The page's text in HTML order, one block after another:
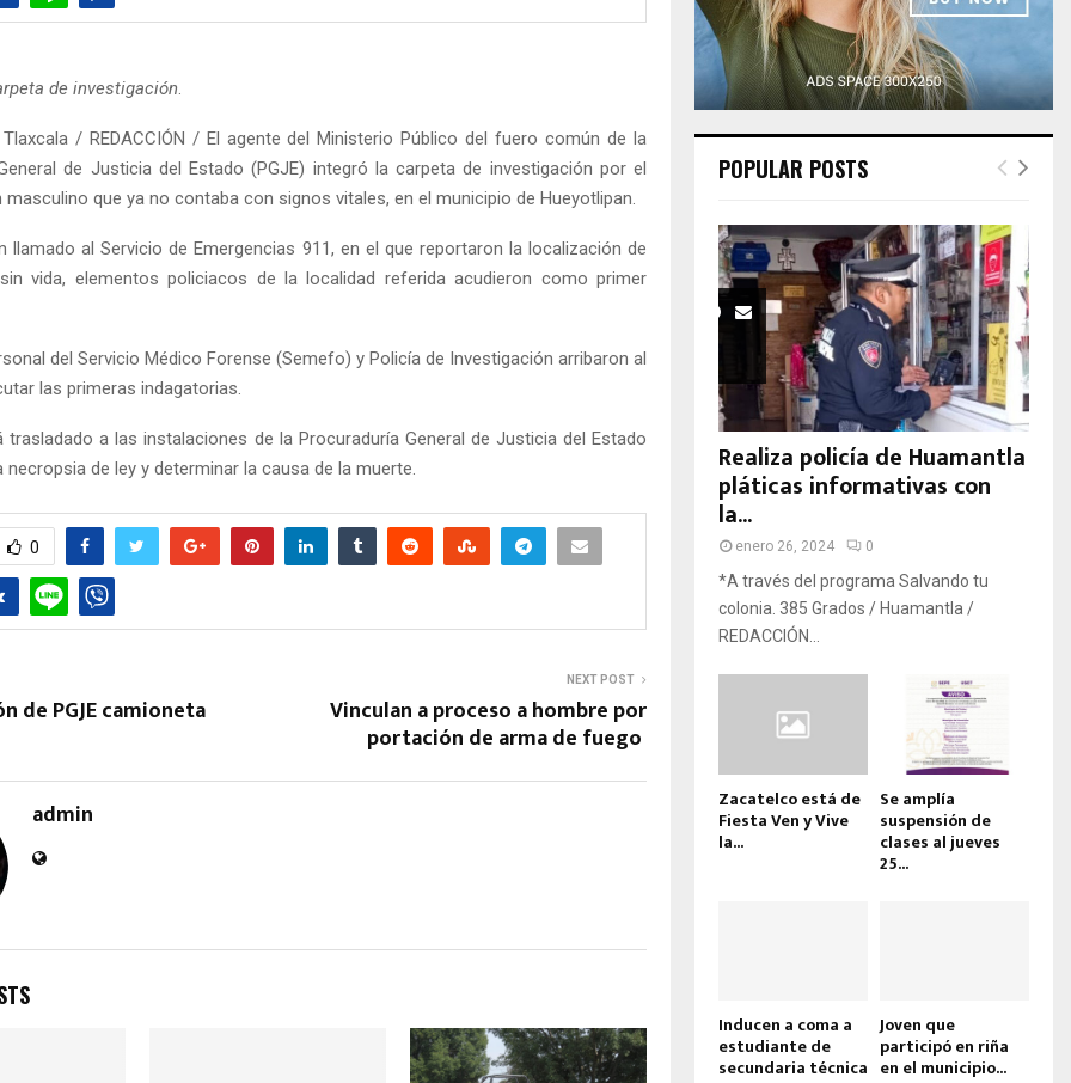
de investigación
/ REDACCIÓN / El agente del Ministerio Público del fuero común de la
de Justicia del Estado (PGJE) integró la carpeta de investigación por el
masculino que ya no contaba con signos vitales, en el municipio de Hueyotlipan.
llamado al Servicio de Emergencias 911, en el que reportaron la localización de
vida, elementos policiacos de la localidad referida acudieron como primer
del Servicio Médico Forense (Semefo) y Policía de Investigación arribaron al
las primeras indagatorias.
trasladado a las instalaciones de la Procuraduría General de Justicia del Estado
necropsia de ley y determinar la causa de la muerte.
0
de PGJE camioneta
NEXT POST
Vinculan a proceso a hombre por
portación de arma de fuego
admin
POPULAR POSTS
Realiza policía de Huamantla
pláticas informativas con
la...
enero 26, 2024 0
*A través del programa Salvando tu
colonia. 385 Grados / Huamantla /
REDACCIÓN...
Zacatelco está de
Fiesta Ven y Vive
la...
Se amplía
suspensión de
clases al jueves
25...
Inducen a coma a
estudiante de
secundaria técnica
Joven que
participó en riña
en el municipio...